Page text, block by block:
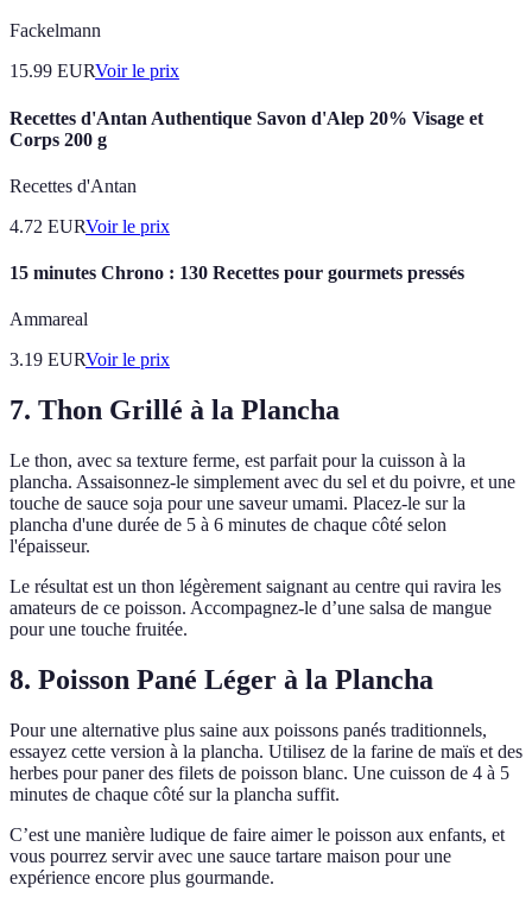
Fackelmann
15.99 EURVoir le prix
Recettes d'Antan Authentique Savon d'Alep 20% Visage et
Corps 200 g
Recettes d'Antan
4.72 EURVoir le prix
15 minutes Chrono : 130 Recettes pour gourmets pressés
Ammareal
3.19 EURVoir le prix
7. Thon Grillé à la Plancha
Le thon, avec sa texture ferme, est parfait pour la cuisson à la
plancha. Assaisonnez-le simplement avec du sel et du poivre, et une
touche de sauce soja pour une saveur umami. Placez-le sur la
plancha d'une durée de 5 à 6 minutes de chaque côté selon
l'épaisseur.
Le résultat est un thon légèrement saignant au centre qui ravira les
amateurs de ce poisson. Accompagnez-le d’une salsa de mangue
pour une touche fruitée.
8. Poisson Pané Léger à la Plancha
Pour une alternative plus saine aux poissons panés traditionnels,
essayez cette version à la plancha. Utilisez de la farine de maïs et des
herbes pour paner des filets de poisson blanc. Une cuisson de 4 à 5
minutes de chaque côté sur la plancha suffit.
C’est une manière ludique de faire aimer le poisson aux enfants, et
vous pourrez servir avec une sauce tartare maison pour une
expérience encore plus gourmande.